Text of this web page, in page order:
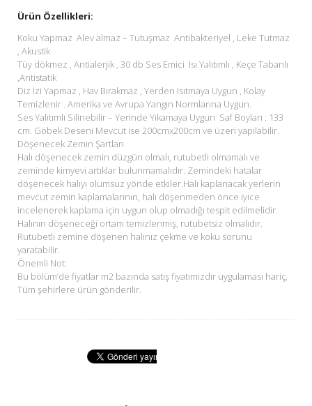
Ürün Özellikleri:
Koku Yapmaz Alev almaz – Tutuşmaz Antibakteriyel , Leke Tutmaz
, Akustik
Tüy dökmez , Antialerjik , 30 db Ses Emici Isı Yalıtımlı , Keçe Tabanlı
,Antistatik
Diz İzi Yapmaz , Hav Bırakmaz , Yerden Isıtmaya Uygun , Kolay
Temizlenir . Amerika ve Avrupa Yangın Normlarına Uygun.
Ses Yalıtımlı Silinebilir – Yerinde Yıkamaya Uygun Saf Boyları : 133
cm. Göbek Deseni Mevcut ise 200cmx200cm ve üzeri yapılabilir.
Döşenecek Zemin Şartları
Halı döşenecek zemin düzgün olmalı, rutubetli olmamalı ve
zeminde kimyevi artıklar bulunmamalıdır. Zemindeki hatalar
döşenecek halıyı olumsuz yönde etkiler.Halı kaplanacak yerlerin
mevcut zemin kaplamalarının, halı döşenmeden önce iyice
incelenerek kaplama için uygun olup olmadığı tespit edilmelidir.
Halının döşeneceği ortam temizlenmiş, rutubetsiz olmalıdır.
Rutubetli zemine döşenen halınız çekme ve koku sorunu
yaratabilir.
Önemli Not:
Bu bölüm’de fiyatlar m2 bazında satış fiyatımızdır uygulaması hariç,
Tüm şehirlere ürün gönderilir.